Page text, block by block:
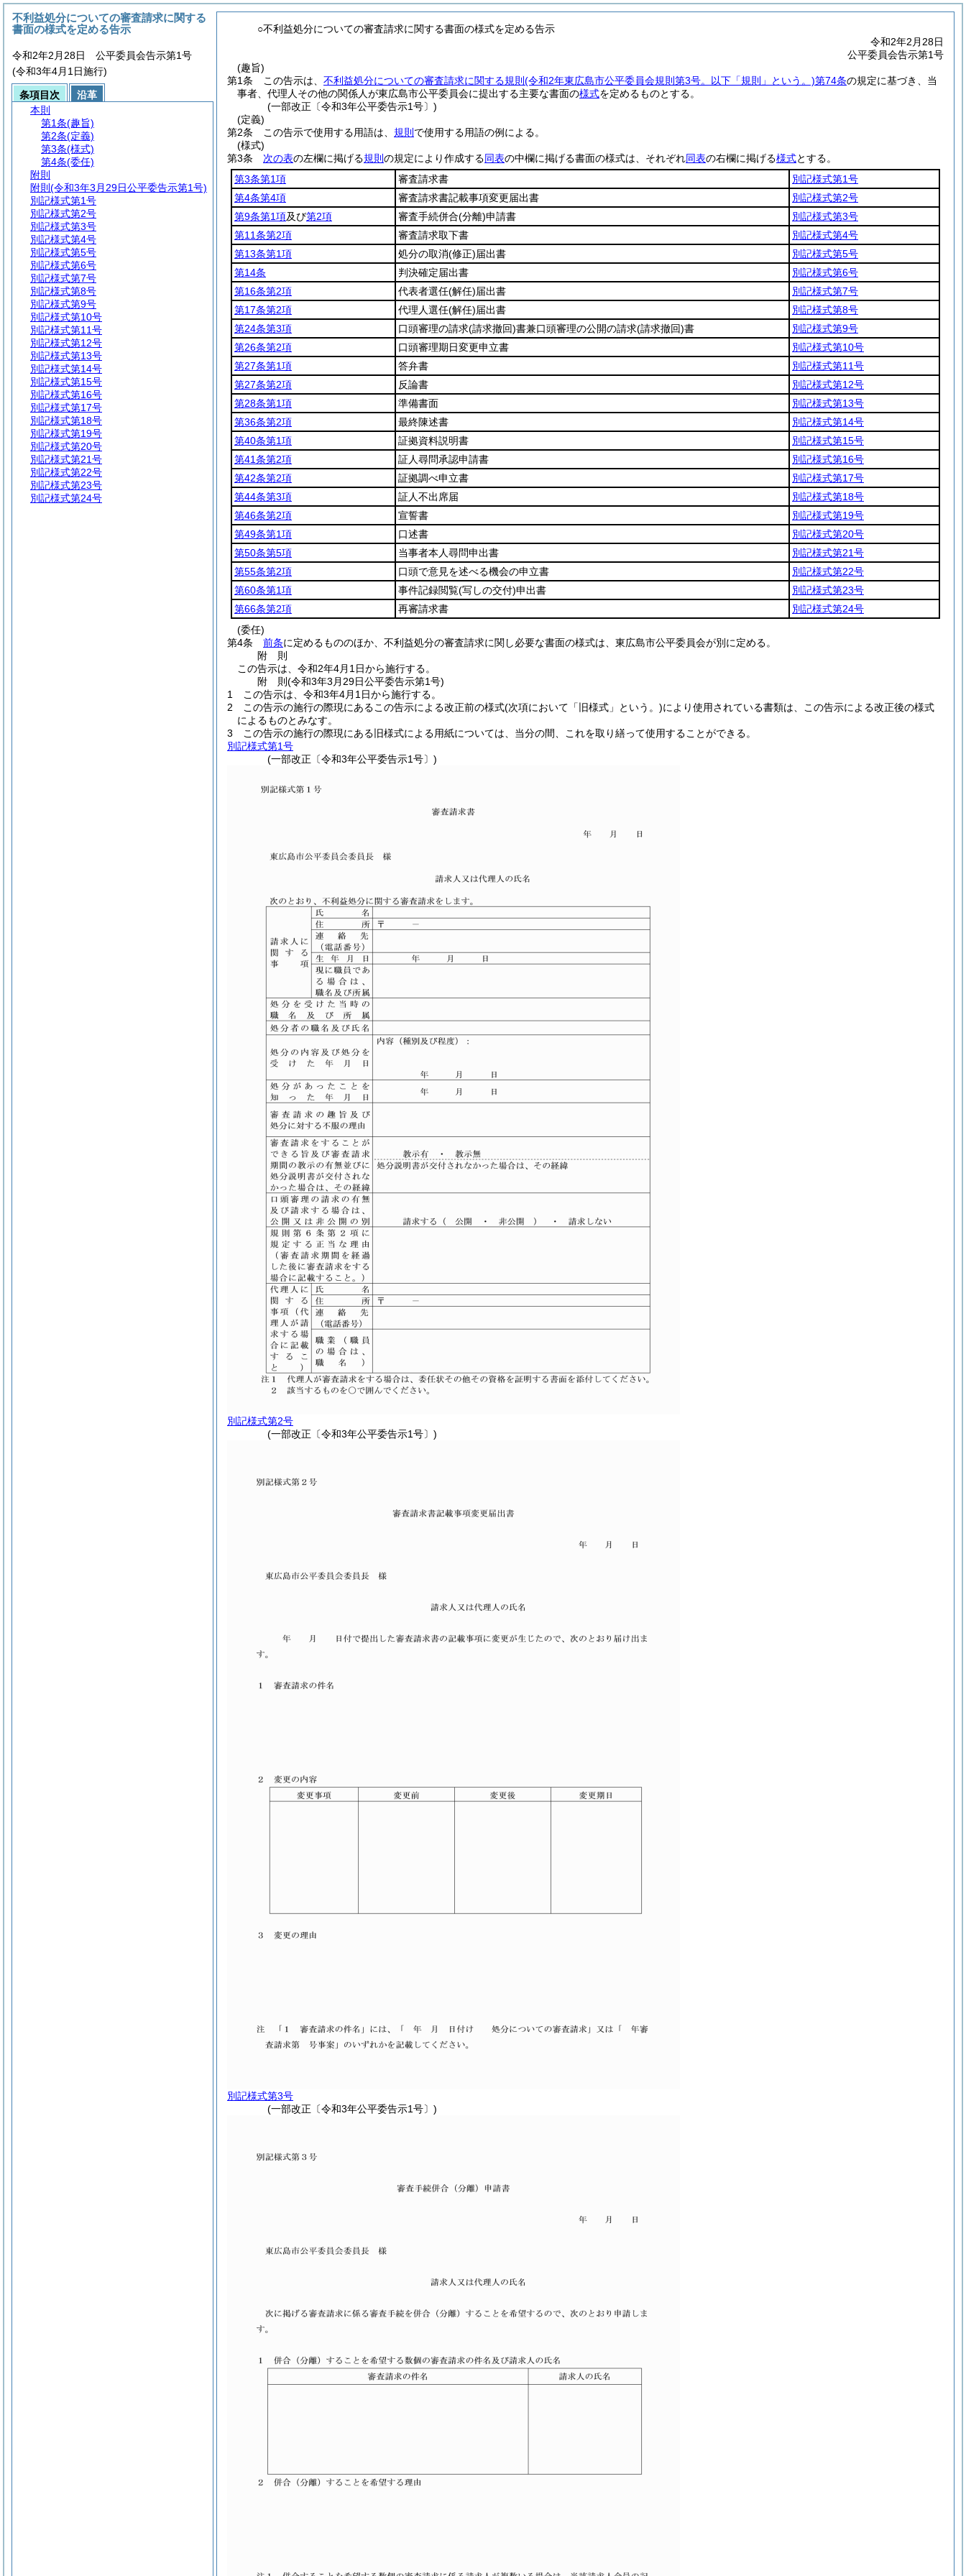
○不利益処分についての審査請求に関する書面の様式を定める告示
令和2年2月28日
公平委員会告示第1号
(趣旨)
第1条
この告示は、 不利益処分についての審査請求に関する規則 (令和2年東広島市公平委員会規則第3号。以下「規則」という。)第74条の規定に基づき、当
事者、代理人その他の関係人が東広島市公平委員会に提出する主要な書面の様式を定めるものとする。
(一部改正〔令和3年公平委告示1号〕)
(定義)
第2条
この告示で使用する用語は、 規則 で使用する用語の例による。
(様式)
第3条
次の表の左欄に掲げる規則 の規定により作成する同表の中欄に掲げる書面の様式は、それぞれ同表の右欄に掲げる様式とする。
第3条第1項
審査請求書
別記様式第1号
第4条第4項
審査請求書記載事項変更届出書
別記様式第2号
第9条第1項及び第2項 審査手続併合(分離)申請書
別記様式第3号
第11条第2項
審査請求取下書
別記様式第4号
第13条第1項
処分の取消(修正)届出書
別記様式第5号
第14条
判決確定届出書
別記様式第6号
第16条第2項
代表者選任(解任)届出書
別記様式第7号
第17条第2項
代理人選任(解任)届出書
別記様式第8号
第24条第3項
口頭審理の請求(請求撤回)書兼口頭審理の公開の請求(請求撤回)書
別記様式第9号
第26条第2項
口頭審理期日変更申立書
別記様式第10号
第27条第1項
答弁書
別記様式第11号
第27条第2項
反論書
別記様式第12号
第28条第1項
準備書面
別記様式第13号
第36条第2項
最終陳述書
別記様式第14号
第40条第1項
証拠資料説明書
別記様式第15号
第41条第2項
証人尋問承認申請書
別記様式第16号
第42条第2項
証拠調べ申立書
別記様式第17号
第44条第3項
証人不出席届
別記様式第18号
第46条第2項
宣誓書
別記様式第19号
第49条第1項
口述書
別記様式第20号
第50条第5項
当事者本人尋問申出書
別記様式第21号
第55条第2項
口頭で意見を述べる機会の申立書
別記様式第22号
第60条第1項
事件記録閲覧(写しの交付)申出書
別記様式第23号
第66条第2項
再審請求書
別記様式第24号
(委任)
第4条
前条に定めるもののほか、不利益処分の審査請求に関し必要な書面の様式は、東広島市公平委員会が別に定める。
附 則
この告示は、令和2年4月1日から施行する。
附 則(令和3年3月29日公平委告示第1号)
1
この告示は、令和3年4月1日から施行する。
2
この告示の施行の際現にあるこの告示による改正前の様式(次項において「旧様式」という。)により使用されている書類は、この告示による改正後の様式
によるものとみなす。
3
この告示の施行の際現にある旧様式による用紙については、当分の間、これを取り繕って使用することができる。
別記様式第1号
(一部改正〔令和3年公平委告示1号〕)
別記様式第2号
(一部改正〔令和3年公平委告示1号〕)
別記様式第3号
(一部改正〔令和3年公平委告示1号〕)
不利益処分についての審査請求に関する
書面の様式を定める告示
令和2年2月28日 公平委員会告示第1号
(令和3年4月1日施行)
条項目次
沿革
本則
第1条(趣旨)
第2条(定義)
第3条(様式)
第4条(委任)
附則
附則 (令和3年3月29日公平委告示第1号)
別記様式第1号
別記様式第2号
別記様式第3号
別記様式第4号
別記様式第5号
別記様式第6号
別記様式第7号
別記様式第8号
別記様式第9号
別記様式第10号
別記様式第11号
別記様式第12号
別記様式第13号
別記様式第14号
別記様式第15号
別記様式第16号
別記様式第17号
別記様式第18号
別記様式第19号
別記様式第20号
別記様式第21号
別記様式第22号
別記様式第23号
別記様式第24号